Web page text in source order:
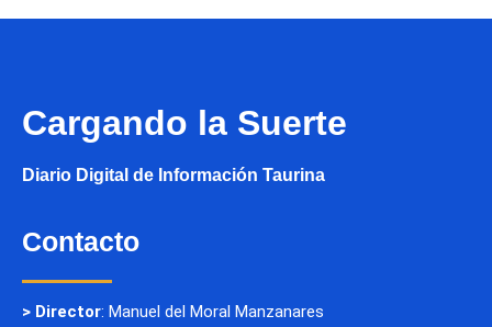
Cargando la Suerte
Diario Digital de Información Taurina
Contacto
> Director: Manuel del Moral Manzanares